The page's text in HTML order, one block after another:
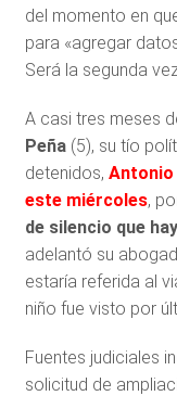
del momento en
para «agregar
Será la segunda
A casi tres meses
Peña (5), su tío
detenidos, Antonio
este miércoles,
de silencio que
adelantó su
estaría referida al
niño fue visto por
Fuentes judiciales
solicitud de